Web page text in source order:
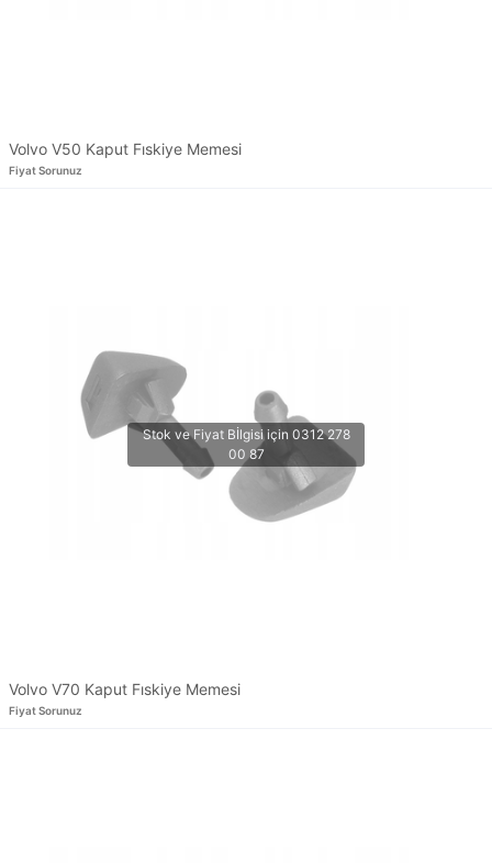
Volvo V50 Kaput Fıskiye Memesi
Fiyat Sorunuz
Volvo V70 Kaput Fıskiye Memesi
Fiyat Sorunuz